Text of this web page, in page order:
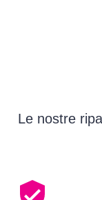
Le nostre